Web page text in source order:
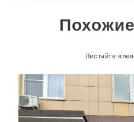
Листайте